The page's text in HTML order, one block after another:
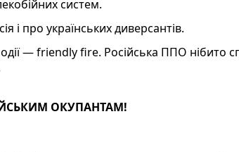
систем.
і про українських диверсантів.
— friendly fire. Російська ППО нібито
ОКУПАНТАМ!